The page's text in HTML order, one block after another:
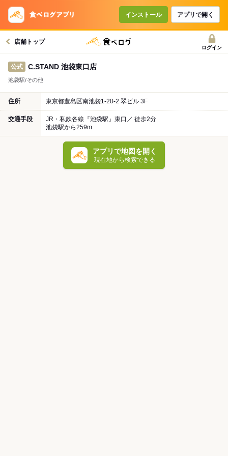
インストール アプリで開く
店舗トップ
ログイン
公式 C.STAND 池袋東口店
池袋駅/その他
住所 東京都豊島区南池袋1-20-2 翠ビル 3F
交通手段
JR・私鉄各線『池袋駅』東口／ 徒歩2分
池袋駅から259m
アプリで地図を開く
現在地から検索できる